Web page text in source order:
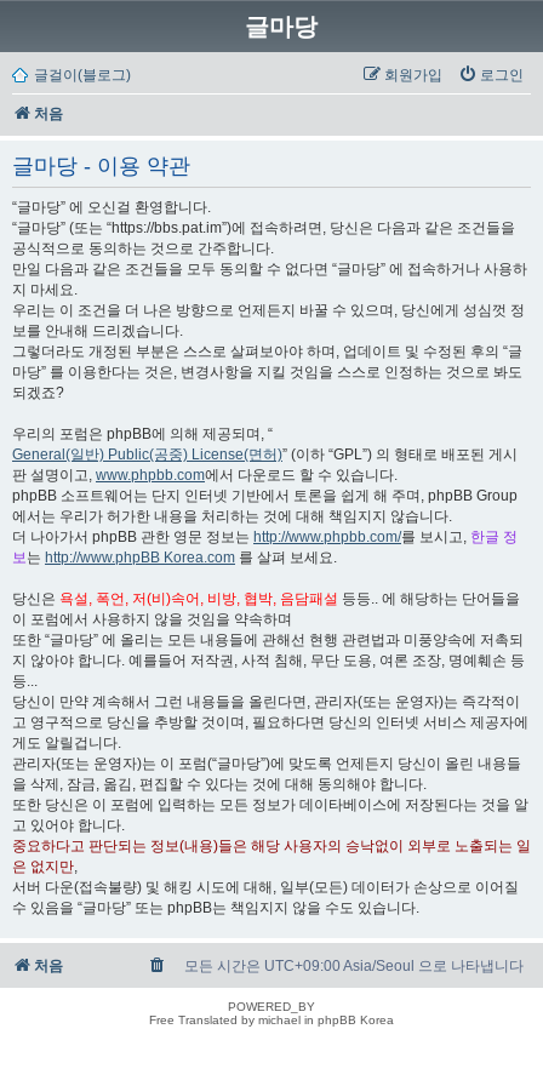
글마당
글걸이(블로그) 로그인
회원가입
처음
글마당 - 이용 약관
“글마당” 에 오신걸 환영합니다.
“글마당” (또는 “https://bbs.pat.im”)에 접속하려면, 당신은 다음과 같은 조건들을
공식적으로 동의하는 것으로 간주합니다.
만일 다음과 같은 조건들을 모두 동의할 수 없다면 “글마당” 에 접속하거나 사용하
지 마세요.
우리는 이 조건을 더 나은 방향으로 언제든지 바꿀 수 있으며, 당신에게 성심껏 정
보를 안내해 드리겠습니다.
그렇더라도 개정된 부분은 스스로 살펴보아야 하며, 업데이트 및 수정된 후의 “글
마당” 를 이용한다는 것은, 변경사항을 지킬 것임을 스스로 인정하는 것으로 봐도
되겠죠?
우리의 포럼은 phpBB에 의해 제공되며, “
General(일반) Public(공중) License(면허)” (이하 “GPL”) 의 형태로 배포된 게시
판 설명이고, www.phpbb.com에서 다운로드 할 수 있습니다.
phpBB 소프트웨어는 단지 인터넷 기반에서 토론을 쉽게 해 주며, phpBB Group
에서는 우리가 허가한 내용을 처리하는 것에 대해 책임지지 않습니다.
더 나아가서 phpBB 관한 영문 정보는 http://www.phpbb.com/를 보시고, 한글 정
보는 http://www.phpBB Korea.com 를 살펴 보세요.
당신은 욕설, 폭언, 저(비)속어, 비방, 협박, 음담패설 등등.. 에 해당하는 단어들을
이 포럼에서 사용하지 않을 것임을 약속하며
또한 “글마당” 에 올리는 모든 내용들에 관해선 현행 관련법과 미풍양속에 저촉되
지 않아야 합니다. 예를들어 저작권, 사적 침해, 무단 도용, 여론 조장, 명예훼손 등
등...
당신이 만약 계속해서 그런 내용들을 올린다면, 관리자(또는 운영자)는 즉각적이
고 영구적으로 당신을 추방할 것이며, 필요하다면 당신의 인터넷 서비스 제공자에
게도 알릴겁니다.
관리자(또는 운영자)는 이 포럼(“글마당”)에 맞도록 언제든지 당신이 올린 내용들
을 삭제, 잠금, 옮김, 편집할 수 있다는 것에 대해 동의해야 합니다.
또한 당신은 이 포럼에 입력하는 모든 정보가 데이타베이스에 저장된다는 것을 알
고 있어야 합니다.
중요하다고 판단되는 정보(내용)들은 해당 사용자의 승낙없이 외부로 노출되는 일
은 없지만,
서버 다운(접속불량) 및 해킹 시도에 대해, 일부(모든) 데이터가 손상으로 이어질
수 있음을 “글마당” 또는 phpBB는 책임지지 않을 수도 있습니다.
처음 모든 시간은 UTC+09:00 Asia/Seoul 으로 나타냅니다
POWERED_BY
Free Translated by michael in phpBB Korea